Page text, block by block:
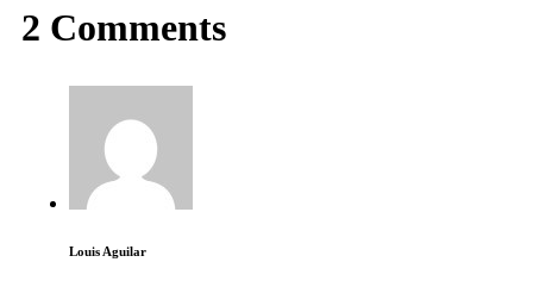
2 Comments
Louis Aguilar